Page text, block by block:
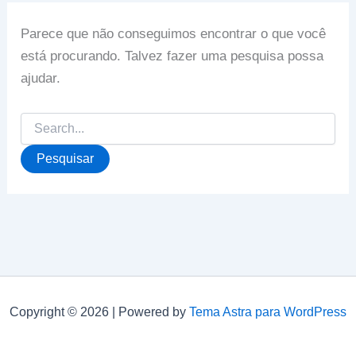
Parece que não conseguimos encontrar o que você
está procurando. Talvez fazer uma pesquisa possa
ajudar.
Pesquisar
por:
Copyright © 2026 | Powered by Tema Astra para WordPress